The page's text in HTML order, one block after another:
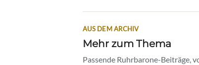
AUS DEM ARCHIV
Mehr zum Thema
Passende Ruhrbarone-Beiträge,